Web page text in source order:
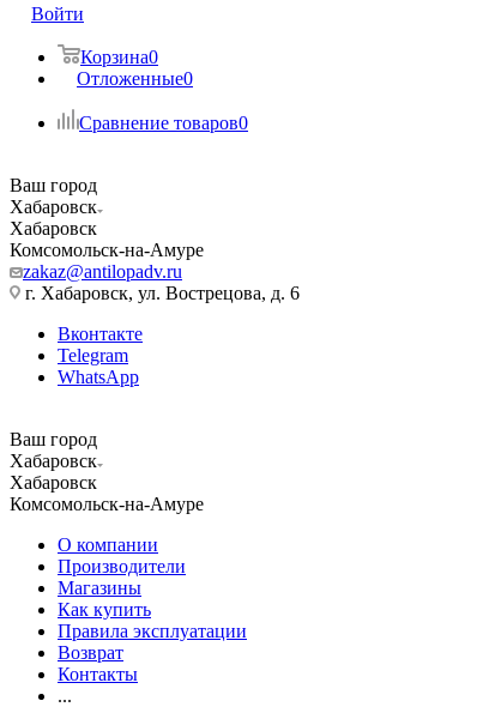
Войти
Корзина0
Отложенные0
Сравнение товаров0
Ваш город
Хабаровск
Хабаровск
Комсомольск-на-Амуре
zakaz@antilopadv.ru
г. Хабаровск, ул. Вострецова, д. 6
Вконтакте
Telegram
WhatsApp
Ваш город
Хабаровск
Хабаровск
Комсомольск-на-Амуре
О компании
Производители
Магазины
Как купить
Правила эксплуатации
Возврат
Контакты
...